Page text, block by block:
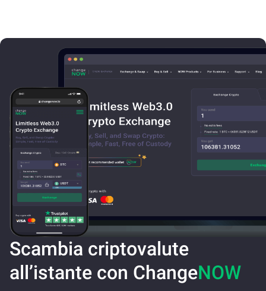
Scambia criptovalute
all’istante con ChangeNOW